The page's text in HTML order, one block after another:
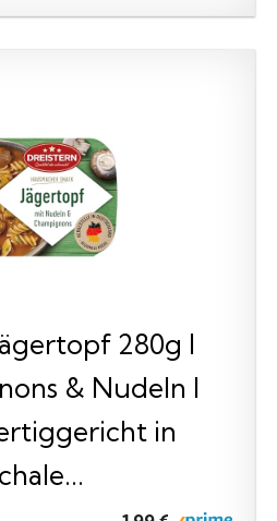
280g I
& Nudeln I
in